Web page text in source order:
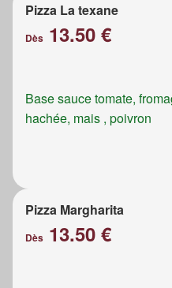
Pizza La texane
Dès 13.50 €
Base sauce tomate,
hachée, mais , poivron
Pizza Margharita
Dès 13.50 €